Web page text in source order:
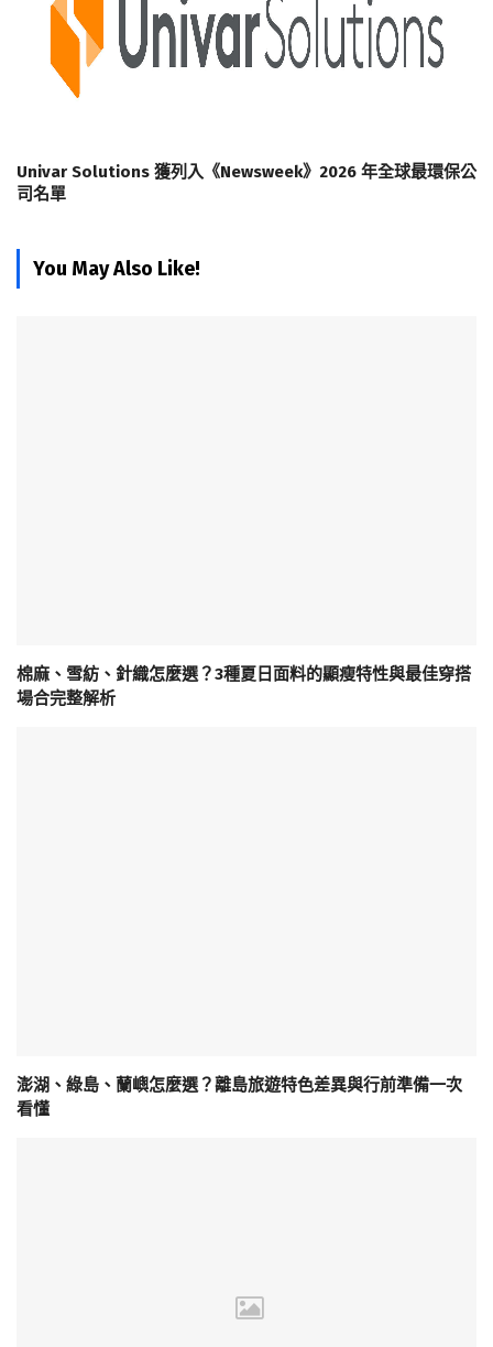
Univar Solutions 獲列入《Newsweek》2026 年全球最環保公
司名單
You May Also Like!
棉麻、雪紡、針織怎麼選？3種夏日面料的顯瘦特性與最佳穿搭
場合完整解析
澎湖、綠島、蘭嶼怎麼選？離島旅遊特色差異與行前準備一次
看懂